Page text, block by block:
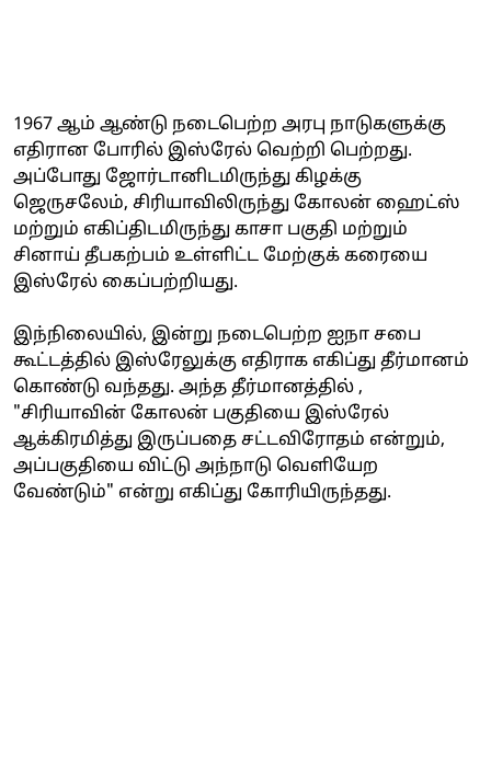
1967 ஆம் ஆண்டு நடைபெற்ற அரபு நாடுகளுக்கு
எதிரான போரில் இஸ்ரேல் வெற்றி பெற்றது.
அப்போது ஜோர்டானிடமிருந்து கிழக்கு
ஜெருசலேம், சிரியாவிலிருந்து கோலன் ஹைட்ஸ்
மற்றும் எகிப்திடமிருந்து காசா பகுதி மற்றும்
சினாய் தீபகற்பம் உள்ளிட்ட மேற்குக் கரையை
இஸ்ரேல் கைப்பற்றியது.
இந்நிலையில், இன்று நடைபெற்ற ஐநா சபை
கூட்டத்தில் இஸ்ரேலுக்கு எதிராக எகிப்து தீர்மானம்
கொண்டு வந்தது. அந்த தீர்மானத்தில் ,
"சிரியாவின் கோலன் பகுதியை இஸ்ரேல்
ஆக்கிரமித்து இருப்பதை சட்டவிரோதம் என்றும்,
அப்பகுதியை விட்டு அந்நாடு வெளியேற
வேண்டும்" என்று எகிப்து கோரியிருந்தது.